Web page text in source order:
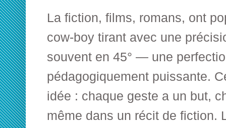
La fiction, films, romans, ont
cow-boy tirant avec une
souvent en 45° — une
pédagogiquement puissante.
idée : chaque geste a un but,
même dans un récit de fiction.